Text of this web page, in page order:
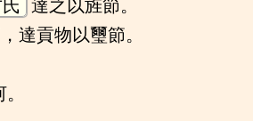
達之以旌節。
達貢物以璽節。